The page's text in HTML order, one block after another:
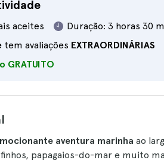
aceites Duração: 3 horas 30
tem avaliações EXTRAORDINÁRIAS
GRATUITO
aventura marinha ao
papagaios-do-mar e muito